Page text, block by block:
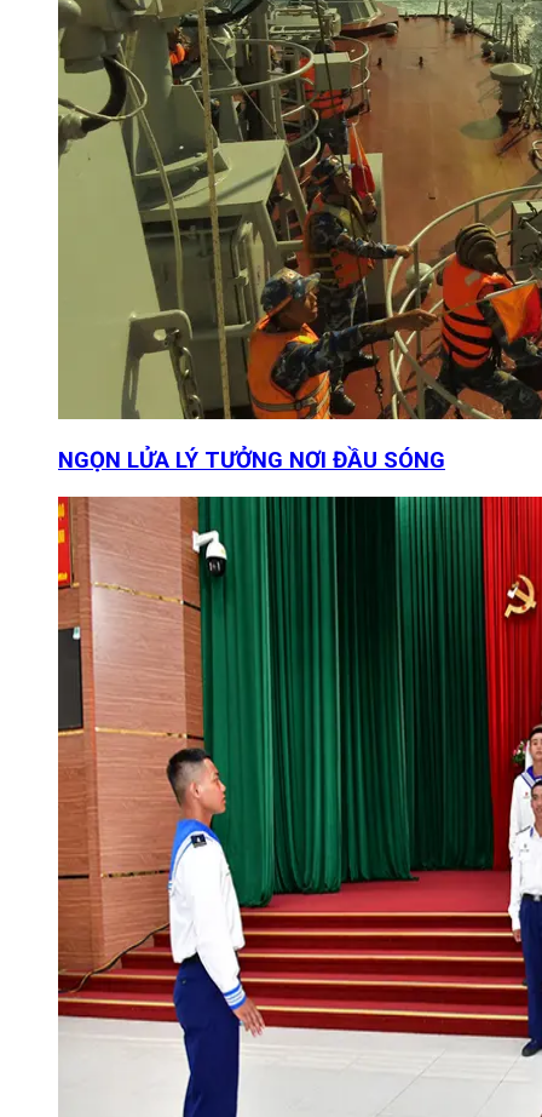
NGỌN LỬA LÝ TƯỞNG NƠI ĐẦU SÓNG